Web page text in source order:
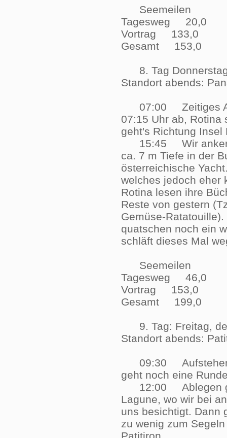
Seemeilen
Tagesweg 20,0
Vortrag 133,0
Gesamt 153,0
8. Tag
Standort abends:
07:00 Zeitiges
07:15 Uhr ab, Rotina
geht's Richtung
15:45 Wir ankern
ca. 7 m Tiefe in der
österreichische
welches jedoch eher
Rotina lesen ihre
Reste von gestern
Gemüse-
quatschen noch ein
schläft dieses Mal
Seemeilen
Tagesweg 46,0
Vortrag 153,0
Gesamt 199,0
9. Tag: Freitag,
Standort abends:
09:30 Aufstehen
geht noch eine
12:00 Ablegen
Lagune, wo wir bei
uns besichtigt. Dann
zu wenig zum